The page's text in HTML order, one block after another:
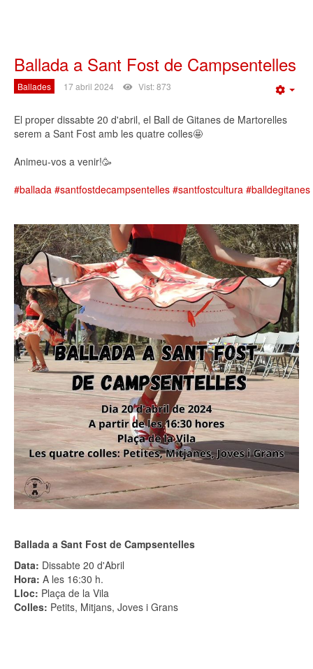
Ballada a Sant Fost de Campsentelles
Ballades 17 abril 2024 Vist: 873
El proper dissabte 20 d'abril, el Ball de Gitanes de Martorelles
serem a Sant Fost amb les quatre colles🤩
Animeu-vos a venir!🥳
#ballada #santfostdecampsentelles #santfostcultura #balldegitanes
Ballada a Sant Fost de Campsentelles
Data: Dissabte 20 d'Abril
Hora: A les 16:30 h.
Lloc: Plaça de la Vila
Colles: Petits, Mitjans, Joves i Grans